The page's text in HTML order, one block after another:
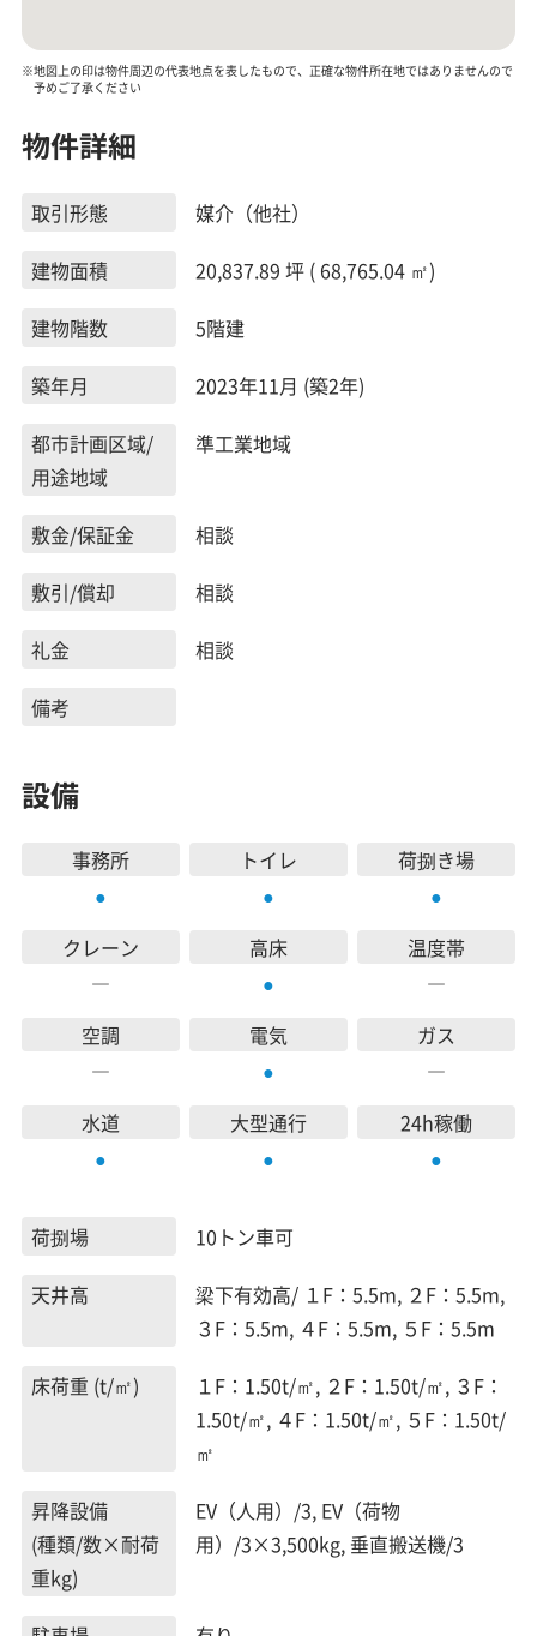
※地図上の印は物件周辺の代表地点を表したもので、正確な物件所在地ではありませんので
予めご了承ください
物件詳細
取引形態
媒介（他社）
建物面積
20,837.89 坪 ( 68,765.04 ㎡)
建物階数
5階建
築年月
2023年11月 (築2年)
都市計画区域/
用途地域
準工業地域
敷金/保証金
相談
敷引/償却
相談
礼金
相談
備考
設備
事務所
●
トイレ
●
荷捌き場
●
クレーン
―
高床
●
温度帯
―
空調
―
電気
●
ガス
―
水道
●
大型通行
●
24h稼働
●
荷捌場
10トン車可
天井高
梁下有効高/ １F：5.5m, ２F：5.5m,
３F：5.5m, ４F：5.5m, ５F：5.5m
床荷重 (t/㎡)
１F：1.50t/㎡, ２F：1.50t/㎡, ３F：
1.50t/㎡, ４F：1.50t/㎡, ５F：1.50t/
㎡
昇降設備
(種類/数×耐荷
重kg)
EV（人用）/3, EV（荷物
用）/3×3,500kg, 垂直搬送機/3